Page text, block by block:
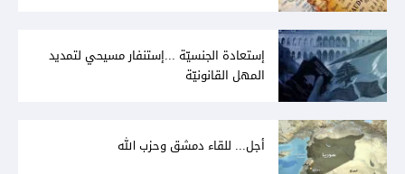
إستعادة الجنسيّة ...إستنفار مسيحي لتمديد
المهل القانونيّة
أجل... للقاء دمشق وحزب الله